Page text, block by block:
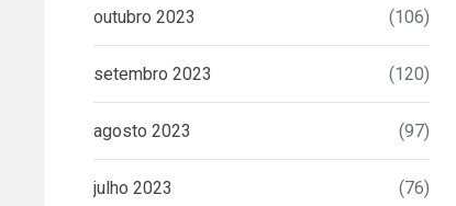
outubro 2023 (106)
setembro 2023 (120)
agosto 2023 (97)
julho 2023 (76)